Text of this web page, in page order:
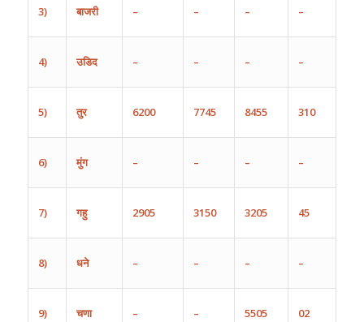
3) बाजरी – – – –
4) उडिद – – – –
5) तुर 6200 7745 8455 310
6) मुंग – – – –
7) गहु 2905 3150 3205 45
8) धने – – – –
9) चणा – – 5505 02